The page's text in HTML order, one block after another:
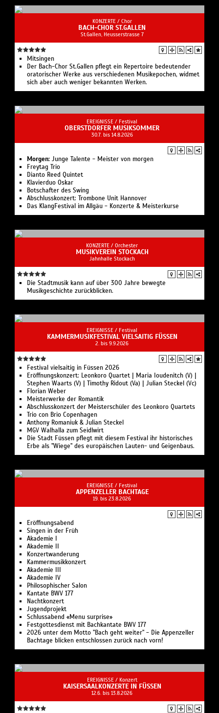
KONZERTE / Chor
BACH-CHOR ST.GALLEN
St.Gallen, Heusserstrasse 7
Mitsingen
Der Bach-Chor St.Gallen pflegt ein Repertoire bedeutender
oratorischer Werke aus verschiedenen Musikepochen, widmet
sich aber auch weniger bekannten Werken.
EREIGNISSE / Festival
OBERSTDORFER MUSIKSOMMER
30.7. bis 14.8.2026
Morgen: Junge Talente - Meister von morgen
Freytag Trio
Dianto Reed Quintet
Klavierduo Oskar
Botschafter des Swing
Abschlusskonzert: Trombone Unit Hannover
Das KlangFestival im Allgäu - Konzerte & Meisterkurse
KONZERTE / Orchester
MUSIKVEREIN STOCKACH
Jahnhalle Stockach
Die Stadtmusik kann auf über 300 Jahre bewegte
Musikgeschichte zurückblicken.
EREIGNISSE / Festival
KAMMERMUSIKFESTIVAL VIELSAITIG FÜSSEN
2. bis 9.9.2026
Festival vielsaitig in Füssen 2026
Eröffnungskonzert: Leonkoro Quartet | Maria Ioudenitch (V) |
Stephen Waarts (V) | Timothy Ridout (Va) | Julian Steckel (Vc)
Florian Weber
Meisterwerke der Romantik
Abschlusskonzert der Meisterschüler des Leonkoro Quartets
Trio con Brio Copenhagen
Anthony Romaniuk & Julian Steckel
MGV Walhalla zum Seidlwirt
Die Stadt Füssen pflegt mit diesem Festival ihr historisches
Erbe als "Wiege" des europäischen Lauten- und Geigenbaus.
EREIGNISSE / Festival
APPENZELLER BACHTAGE
19. bis 23.8.2026
Eröffnungsabend
Singen in der Früh
Akademie I
Akademie II
Konzertwanderung
Kammermusikkonzert
Akademie III
Akademie IV
Philosophischer Salon
Kantate BWV 177
Nachtkonzert
Jugendprojekt
Schlussabend «Menu surprise»
Festgottesdienst mit Bachkantate BWV 177
2026 unter dem Motto "Bach geht weiter" - Die Appenzeller
Bachtage blicken entschlossen zurück nach vorn!
EREIGNISSE / Konzert
KAISERSAALKONZERTE IN FÜSSEN
12.6. bis 13.8.2026